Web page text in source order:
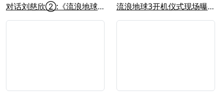
对话刘慈欣②:《流浪地球3》面临巨大... 流浪地球3开机仪式现场曝光，吴京沈腾...